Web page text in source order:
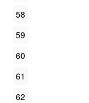
58
59
60
61
62